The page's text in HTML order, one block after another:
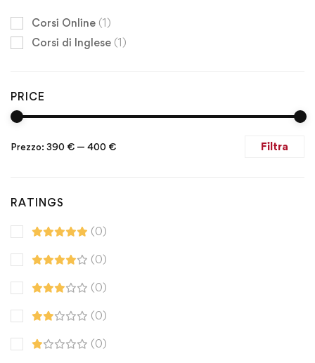
Corsi Online (1)
Corsi di Inglese (1)
PRICE
Filtra
Prezzo: 390 € — 400 €
RATINGS
(0)
(0)
(0)
(0)
(0)